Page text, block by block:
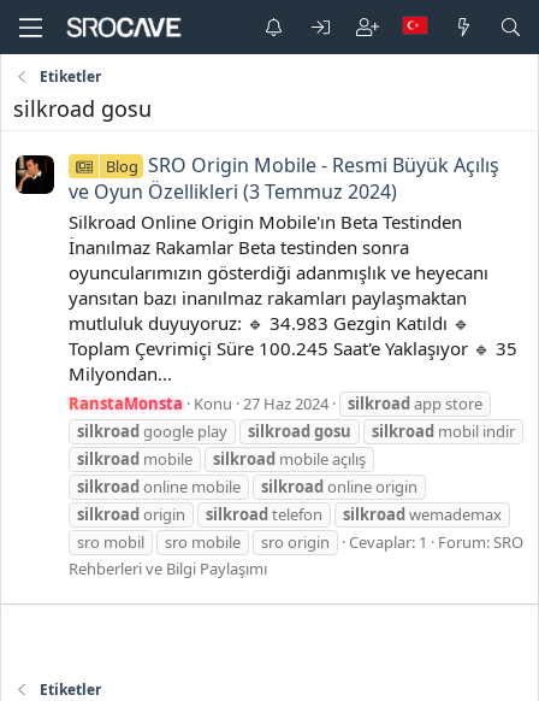
Etiketler
silkroad gosu
Blog SRO Origin Mobile - Resmi Büyük Açılış
ve Oyun Özellikleri (3 Temmuz 2024)
Silkroad Online Origin Mobile'ın Beta Testinden
İnanılmaz Rakamlar Beta testinden sonra
oyuncularımızın gösterdiği adanmışlık ve heyecanı
yansıtan bazı inanılmaz rakamları paylaşmaktan
mutluluk duyuyoruz: 🔹 34.983 Gezgin Katıldı 🔹
Toplam Çevrimiçi Süre 100.245 Saat'e Yaklaşıyor 🔹 35
Milyondan...
RanstaMonsta Konu 27 Haz 2024 silkroadapp store
silkroadgoogle play silkroadgosu silkroad mobil indir
silkroad mobile silkroad mobile açılış
silkroadonline mobile silkroadonline origin
silkroadorigin silkroadtelefon silkroadwemademax
sro mobil
sro mobile sro origin Cevaplar: 1 Forum:SRO
Rehberleri ve Bilgi Paylaşımı
Etiketler